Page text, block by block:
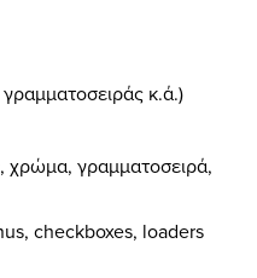
κ.ά.)
χρώμα, γραμματοσειρά,
checkboxes, loaders